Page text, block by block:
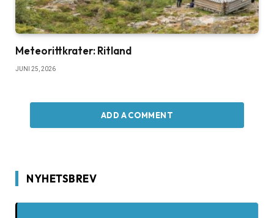
Meteorittkrater: Ritland
JUNI 25, 2026
ADD A COMMENT
NYHETSBREV